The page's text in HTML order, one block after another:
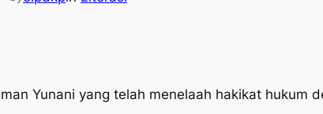
Yunani yang telah menelaah hakikat hukum